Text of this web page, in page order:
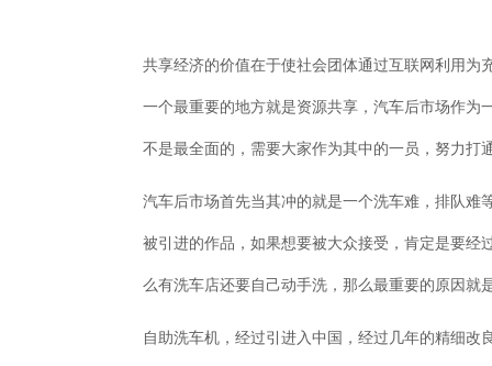
共享经济的价值在于使社会团体通过互联网利用
一个最重要的地方就是资源共享，汽车后市场作
不是最全面的，需要大家作为其中的一员，努力打
汽车后市场首先当其冲的就是一个洗车难，排队
被引进的作品，如果想要被大众接受，肯定是要
么有洗车店还要自己动手洗，那么最重要的原因
自助洗车机，经过引进入中国，经过几年的精细